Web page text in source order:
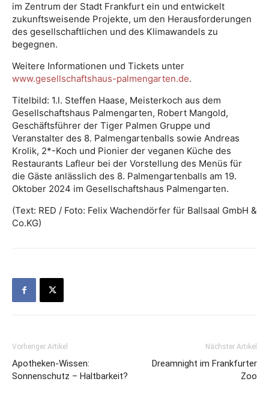
im Zentrum der Stadt Frankfurt ein und entwickelt
zukunftsweisende Projekte, um den Herausforderungen
des gesellschaftlichen und des Klimawandels zu
begegnen.
Weitere Informationen und Tickets unter
www.gesellschaftshaus-palmengarten.de.
Titelbild: 1.l. Steffen Haase, Meisterkoch aus dem
Gesellschaftshaus Palmengarten, Robert Mangold,
Geschäftsführer der Tiger Palmen Gruppe und
Veranstalter des 8. Palmengartenballs sowie Andreas
Krolik, 2*-Koch und Pionier der veganen Küche des
Restaurants Lafleur bei der Vorstellung des Menüs für
die Gäste anlässlich des 8. Palmengartenballs am 19.
Oktober 2024 im Gesellschaftshaus Palmengarten.
(Text: RED / Foto: Felix Wachendörfer für Ballsaal GmbH &
Co.KG)
Vorheriger Artikel
Apotheken-Wissen:
Sonnenschutz – Haltbarkeit?
Nächster Artikel
Dreamnight im Frankfurter
Zoo